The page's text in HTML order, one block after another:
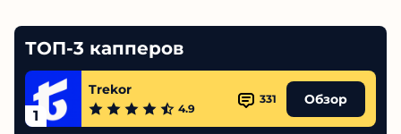
ТОП-3 капперов
1
Trekor
4.9
331 Обзор